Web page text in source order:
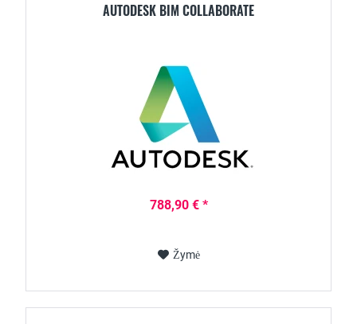
AUTODESK BIM COLLABORATE
788,90 € *
Žymė